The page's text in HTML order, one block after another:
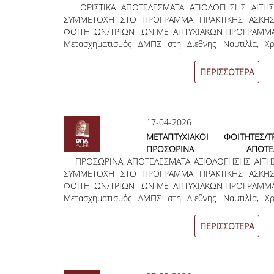
ΑΙΤΗΣΕΩΝ | ΚΑΛΟΚΑΙΡΙΝΗ
ΕΤΟΥΣ 2025 - 2026
ΟΡΙΣΤΙΚΑ ΑΠΟΤΕΛΕΣΜΑΤΑ ΑΞΙΟΛΟΓΗΣΗΣ
ΣΥΜΜΕΤΟΧΗ ΣΤΟ ΠΡΟΓΡΑΜΜΑ ΠΡΑΚΤΙΚΗΣ
ΦΟΙΤΗΤΩΝ/ΤΡΙΩΝ ΤΩΝ ΜΕΤΑΠΤΥΧΙΑΚΩΝ
Μετασχηματισμός ΔΜΠΣ στη Διεθνής Ναυτιλία,
(MBA International) ΔΠΜΣ Μαθηματικά της Αγοράς
Χρηματοοικονομική ΔιοίκησηΚΑΛΟΚΑΙΡΙΝΗ
Αθηνών», συγκροτήθηκαν οι Επιτροπές Πρακτικής
οποίες εκδώσαν τα οριστικά
ΠΕΡΙΣΣΟΤΕΡΑ
17-04-2026
ΜΕΤΑΠΤΥΧΙΑΚΟΙ
ΠΡΟΣΩΡΙΝA
ΑΞΙΟΛΟΓΗΣΗΣ ΑΙΤΗΣΕΩΝ |
ΠΕΡΙΟΔΟΣ ΑΚ. ΕΤΟΥΣ 2025 -
ΠΡΟΣΩΡΙΝΑ ΑΠΟΤΕΛΕΣΜΑΤΑ ΑΞΙΟΛΟΓΗΣΗΣ
ΣΥΜΜΕΤΟΧΗ ΣΤΟ ΠΡΟΓΡΑΜΜΑ ΠΡΑΚΤΙΚΗΣ
ΦΟΙΤΗΤΩΝ/ΤΡΙΩΝ ΤΩΝ ΜΕΤΑΠΤΥΧΙΑΚΩΝ
Μετασχηματισμός ΔΜΠΣ στη Διεθνής Ναυτιλία,
(MBA International) ΔΠΜΣ Μαθηματικά της Αγοράς
Χρηματοοικονομική ΔιοίκησηΚΑΛΟΚΑΙΡΙΝΗ
Αθηνών», συγκροτήθηκαν οι Επιτροπές Πρακτικής
ΠΕΡΙΣΣΟΤΕΡΑ